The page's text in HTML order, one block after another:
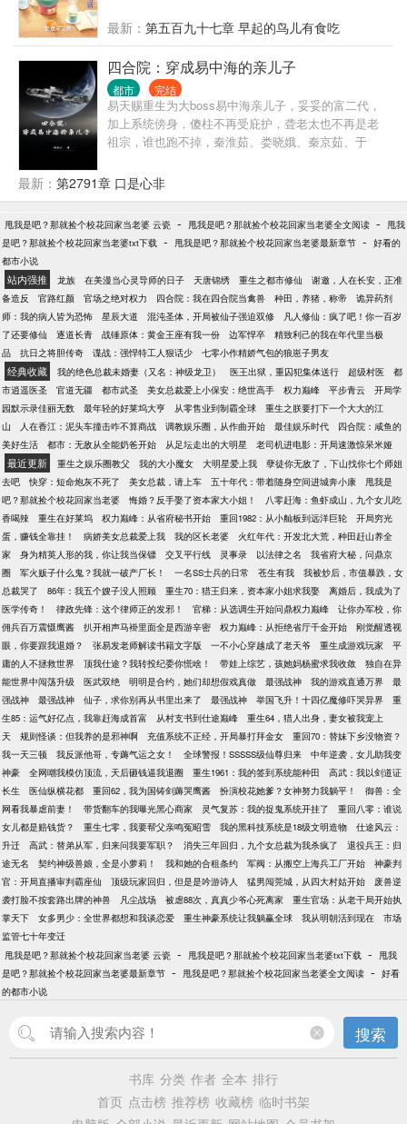
最新： 第五百九十七章 早起的鸟儿有食吃
四合院：穿成易中海的亲儿子
都市 完结
易天赐重生为大boss易中海亲儿子，妥妥的富二代，
加上系统傍身，傻柱不再受庇护，聋老太也不再是老
祖宗，谁也跑不掉，秦淮茹、娄晓娥、秦京茹、于
最新： 第2791章 口是心非
甩我是吧？那就捡个校花回家当老婆 云瓷 - 甩我是吧？那就捡个校花回家当老婆全文阅读 -
甩我
是吧？那就捡个校花回家当老婆txt下载 - 甩我是吧？那就捡个校花回家当老婆最新章节 - 好看的
都市小说
站内强推 龙族 在美漫当心灵导师的日子 天唐锦绣 重生之都市修仙
谢邀，人在长安，正准
备造反
官路红颜 官场之绝对权力 四合院：我在四合院当禽兽 种田，养猪，称帝
诡异药剂
师：我的病人皆为恐怖
星辰大道 混沌圣体，开局被仙子强迫双修
凡人修仙：疯了吧！你一百岁
了还要修仙
逐道长青 战锤原体：黄金王座有我一份 边军悍卒
精致利己的我在年代里当极
品
抗日之将胆传奇 谍战：强悍特工人狠话少 七零小作精娇气包的狼崽子男友
经典收藏 我的绝色总裁未婚妻（又名：神级龙卫） 医王出狱，重囚犯集体送行 超级村医
都
市逍遥医圣
官道无疆 都市武圣 美女总裁爱上小保安：绝世高手 权力巅峰 平步青云
开局学
园默示录佳丽无数
最年轻的好莱坞大亨 从零售业到制霸全球
重生之朕要打下一个大大的江
山
人在香江：泥头车撞击咋不算商战 调教娱乐圈，从作曲开始 最佳娱乐时代
四合院：咸鱼的
美好生活
都市：无敌从全能奶爸开始 从足坛走出的大明星 老司机进电影：开局速激惊呆米娅
最近更新 重生之娱乐圈教父 我的大小魔女 大明星爱上我
孽徒你无敌了，下山找你七个师姐
去吧
快穿：短命炮灰不死了 美女总裁，请上车 五十年代：带着随身空间进城奔小康
甩我是
吧？那就捡个校花回家当老婆
悔婚？反手娶了资本家大小姐！
八零赶海：鱼虾成山，九个女儿吃
香喝辣
重生在好莱坞 权力巅峰：从省府秘书开始 重回1982：从小舢板到远洋巨轮
开局穷光
蛋，赚钱全靠挂！
病娇美女总裁爱上我 我的区长老婆
火红年代：开发北大荒，种田赶山养全
家
身为精英人形的我，你让我当保镖 交叉平行线 灵事录 以法律之名
我省府大秘，问鼎京
圈
军火贩子什么鬼？我就一破产厂长！ 一名SS士兵的日常 苍生有我
我被炒后，市值暴跌，女
总裁哭了
86年：我五个嫂子没人照顾 重生70：猎王归来，资本家小姐求我娶
离婚后，我成为了
医学传奇！
律政先锋：这个律师正的发邪！ 官梯：从选调生开始问鼎权力巅峰
让你办军校，你
佣兵百万震慑鹰酱
扒开相声马褂里面全是西游辛密 权力巅峰：从拒绝省厅千金开始
刚觉醒透视
眼，你要跟我退婚？
张易发老师解读书籍文字版 一不小心穿越成了老天爷 重生成游戏玩家
平
庸的人不拯救世界
顶我仕途？我转投纪委你慌啥！ 带娃上综艺，孩她妈杨蜜求我收敛
独自在异
能世界中闯荡升级
医武双绝 明明是合约，她们却想假戏真做 最强战神 我的游戏直通万界
最
强战神
最强战神 仙子，求你别再从书里出来了 最强战神 举国飞升！十四亿魔修吓哭异界
重
生85：运气好亿点，我靠赶海成首富
从村支书到仕途巅峰
重生64，猎人出身，妻女被我宠上
天
规则怪谈：但我养的是邪神啊 充值系统不正经，开局暴打拜金女
重回70：替妹下乡没物资？
我一天三顿
我反派他哥，专薅气运之女！ 全球警报！SSSSS级仙尊归来
中年逆袭，女儿助我变
神豪
全网嘲我模仿顶流，天后砸钱逼我退圈 重生1961：我的签到系统能种田
高武：我以剑道证
长生
医仙纵横花都 重回62，我为国铸剑薅哭鹰酱 扮演校花她爹？女神努力我躺平！
御兽：全
网看我暴虐前妻！
带货翻车的我曝光黑心商家 灵气复苏：我的捉鬼系统开挂了
重回八零：谁说
女儿都是赔钱货？
重生七零，我要帮父亲鸣冤昭雪 我的黑科技系统是18级文明造物
仕途风云：
升迁
高武：替弟从军，归来问我要军职？ 消失三年回归，九个女总裁为我杀疯了
退役兵王：归
途无名
契约神级兽娘，全是小萝莉！ 我和她的合租条约 军阀：从搬空上海兵工厂开始
神豪判
官：开局直播审判霸座仙
顶级玩家回归，但是是吟游诗人 猛男闯莞城，从四大村姑开始
废兽逆
袭打脸不按套路出牌的神兽
凡尘战场 被虐88次，真真少爷心死离家
重生官场：从老干局开始执
掌天下
女多男少：全世界都想和我谈恋爱 重生神豪系统让我躺赢全球 我从明朝活到现在
市场
监管七十年变迁
甩我是吧？那就捡个校花回家当老婆 云瓷 - 甩我是吧？那就捡个校花回家当老婆txt下载 -
甩我
是吧？那就捡个校花回家当老婆最新章节 - 甩我是吧？那就捡个校花回家当老婆全文阅读 - 好看
的都市小说
搜索
书库 分类 作者 全本 排行
首页 点击榜 推荐榜 收藏榜 临时书架